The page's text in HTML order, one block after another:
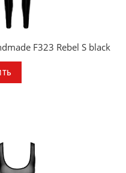
F323 Rebel S black